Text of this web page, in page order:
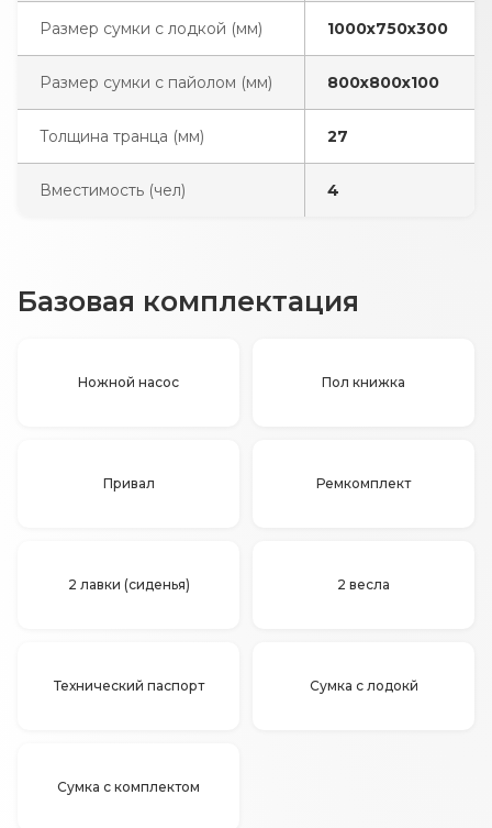
Размер сумки с лодкой (мм) 1000х750х300
Размер сумки с пайолом (мм) 800х800х100
Толщина транца (мм) 27
Вместимость (чел) 4
Базовая комплектация
Ножной насос Пол книжка
Привал Ремкомплект
2 лавки (сиденья) 2 весла
Технический паспорт Сумка с лодокй
Сумка с комплектом